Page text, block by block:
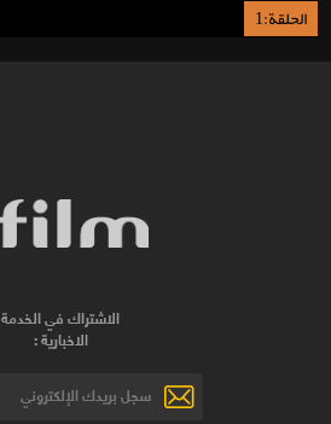
الحلقة:1
الاشتراك في الخدمة
الاخبارية :